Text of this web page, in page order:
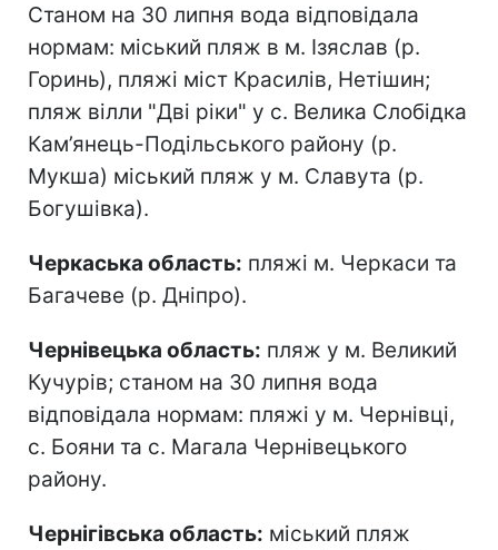
Станом на 30 липня вода відповідала
нормам: міський пляж в м. Ізяслав (р.
Горинь), пляжі міст Красилів, Нетішин;
пляж вілли "Дві ріки" у с. Велика Слобідка
Кам’янець-Подільського району (р.
Мукша) міський пляж у м. Славута (р.
Богушівка).
Черкаська область: пляжі м. Черкаси та
Багачеве (р. Дніпро).
Чернівецька область: пляж у м. Великий
Кучурів; станом на 30 липня вода
відповідала нормам: пляжі у м. Чернівці,
с. Бояни та с. Магала Чернівецького
району.
Чернігівська область: міський пляж